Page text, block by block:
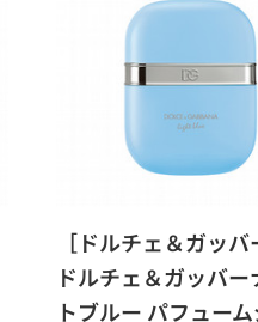
［ドルチェ＆ガッバ
ドルチェ＆ガッバー
トブルー パフュー